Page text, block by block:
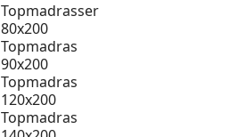
Topmadrasser
80x200
Topmadras
90x200
Topmadras
120x200
Topmadras